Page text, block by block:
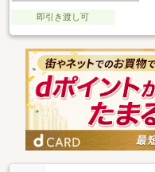
即引き渡し可